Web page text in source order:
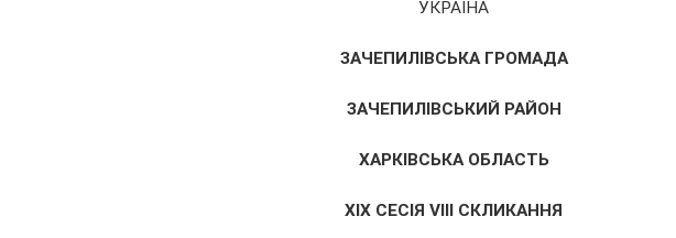
УКРАЇНА
ЗАЧЕПИЛІВСЬКА ГРОМАДА
ЗАЧЕПИЛІВСЬКИЙ РАЙОН
ХАРКІВСЬКА ОБЛАСТЬ
ХIX СЕСІЯ VІІI СКЛИКАННЯ